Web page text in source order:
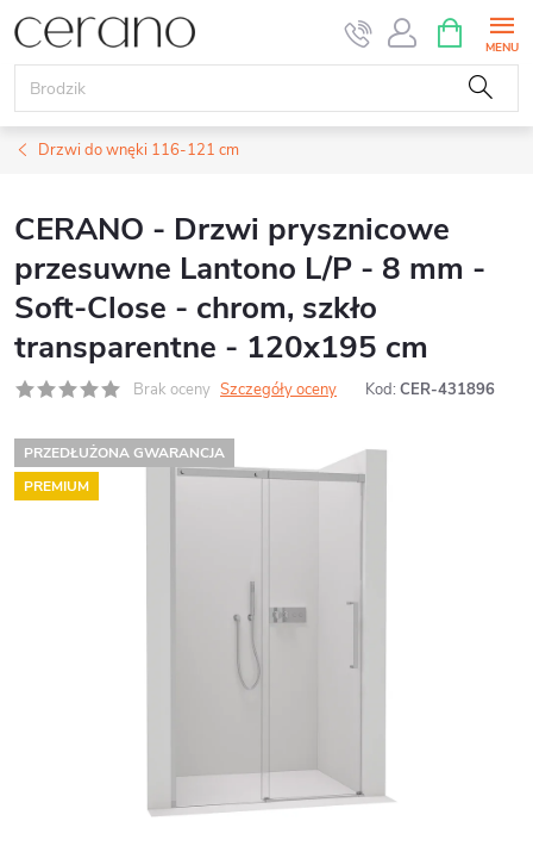
Przejść
do
treści
KOSZYK
Drzwi do wnęki 116-121 cm
CERANO - Drzwi prysznicowe
przesuwne Lantono L/P - 8 mm -
Soft-Close - chrom, szkło
transparentne - 120x195 cm
Brak oceny Szczegóły oceny Kod: CER-431896
PRZEDŁUŻONA GWARANCJA
PREMIUM